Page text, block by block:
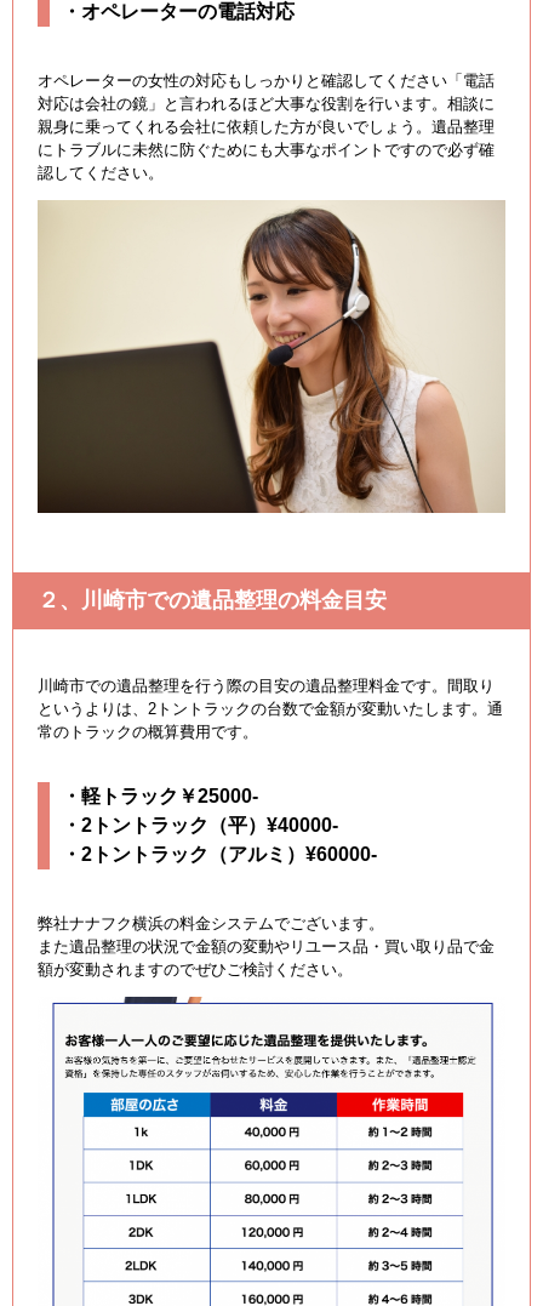
・オペレーターの電話対応
オペレーターの女性の対応もしっかりと確認してください「電話
対応は会社の鏡」と言われるほど大事な役割を行います。相談に
親身に乗ってくれる会社に依頼した方が良いでしょう。遺品整理
にトラブルに未然に防ぐためにも大事なポイントですので必ず確
認してください。
２、川崎市での遺品整理の料金目安
川崎市での遺品整理を行う際の目安の遺品整理料金です。間取り
というよりは、2トントラックの台数で金額が変動いたします。通
常のトラックの概算費用です。
・軽トラック￥25000-
・2トントラック（平）¥40000-
・2トントラック（アルミ）¥60000-
弊社ナナフク横浜の料金システムでございます。
また遺品整理の状況で金額の変動やリユース品・買い取り品で金
額が変動されますのでぜひご検討ください。